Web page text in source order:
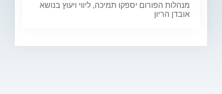
מנהלות הפורום יספקו תמיכה, ליווי ויעוץ בנושא
אובדן הריון